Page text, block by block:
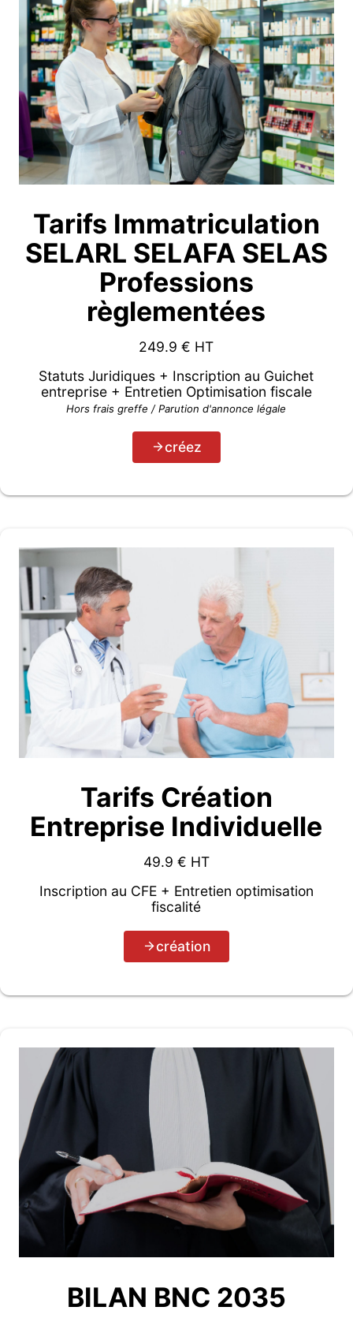
Tarifs Immatriculation
SELARL SELAFA SELAS
Professions
règlementées
249.9 € HT
Statuts Juridiques + Inscription au Guichet
entreprise + Entretien Optimisation fiscale
Hors frais greffe / Parution d'annonce légale
créez
Tarifs Création
Entreprise Individuelle
49.9 € HT
Inscription au CFE + Entretien optimisation
fiscalité
création
BILAN BNC 2035